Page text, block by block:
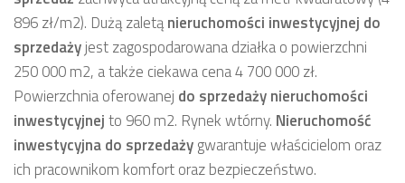
896 zł/m2). Dużą zaletąnieruchomości inwestycyjnej do
sprzedażyjest zagospodarowana działka o powierzchni
250 000 m2, a także ciekawa cena 4 700 000 zł.
Powierzchnia oferowanej do sprzedażynieruchomości
inwestycyjnejto 960 m2. Rynek wtórny. Nieruchomość
inwestycyjnado sprzedażygwarantuje właścicielom oraz
ich pracownikom komfort oraz bezpieczeństwo.